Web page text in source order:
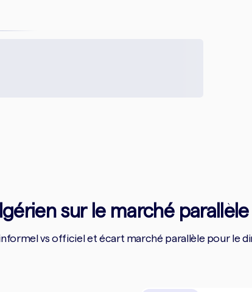
sur le marché
vs officiel et écart marché parallèle pour le